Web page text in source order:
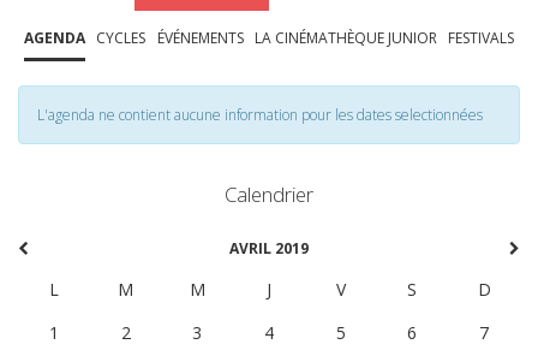
AGENDA CYCLES ÉVÉNEMENTS LA CINÉMATHÈQUE JUNIOR FESTIVALS
L'agenda ne contient aucune information pour les dates selectionnées
Calendrier
AVRIL 2019
L M M J V S
D
1
2 3 4 5 6
7